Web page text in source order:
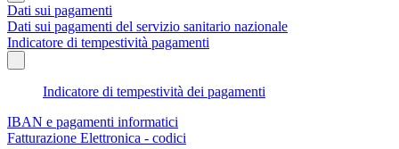
Dati sui pagamenti
Dati sui pagamenti del servizio sanitario nazionale
Indicatore di tempestività pagamenti
Indicatore di tempestività dei pagamenti
IBAN e pagamenti informatici
Fatturazione Elettronica - codici